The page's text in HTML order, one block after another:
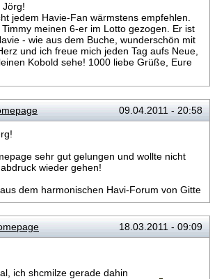
Jörg!
jedem Havie-Fan wärmstens empfehlen.
meinen 6-er im Lotto gezogen. Er ist
- wie aus dem Buche, wunderschön mit
und ich freue mich jeden Tag aufs Neue,
Kobold sehe! 1000 liebe Grüße, Eure
09.04.2011 - 20:58
sehr gut gelungen und wollte nicht
wieder gehen!
dem harmonischen Havi-Forum von Gitte
18.03.2011 - 09:09
ich shcmilze gerade dahin